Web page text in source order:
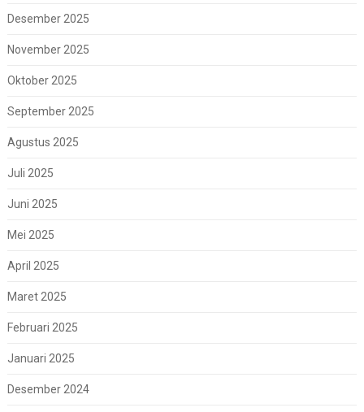
Desember 2025
November 2025
Oktober 2025
September 2025
Agustus 2025
Juli 2025
Juni 2025
Mei 2025
April 2025
Maret 2025
Februari 2025
Januari 2025
Desember 2024